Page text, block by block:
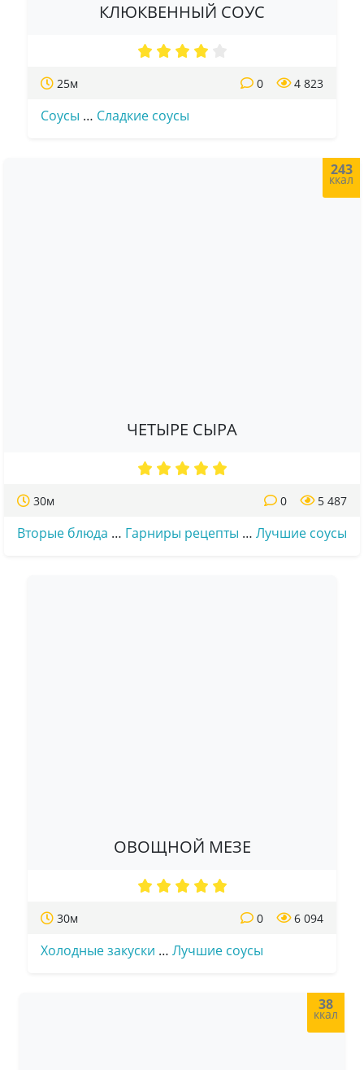
КЛЮКВЕННЫЙ СОУС
25м 4 823
0
Соусы … Сладкие соусы
243
ккал
ЧЕТЫРЕ СЫРА
30м 5 487
0
Вторые блюда … Гарниры рецепты … Лучшие соусы
ОВОЩНОЙ МЕЗЕ
30м 6 094
0
Холодные закуски … Лучшие соусы
38
ккал